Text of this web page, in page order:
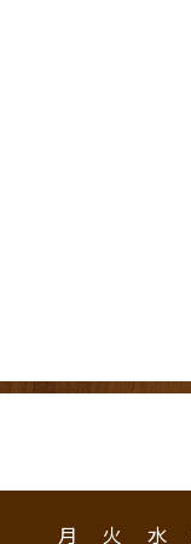
月 火 水